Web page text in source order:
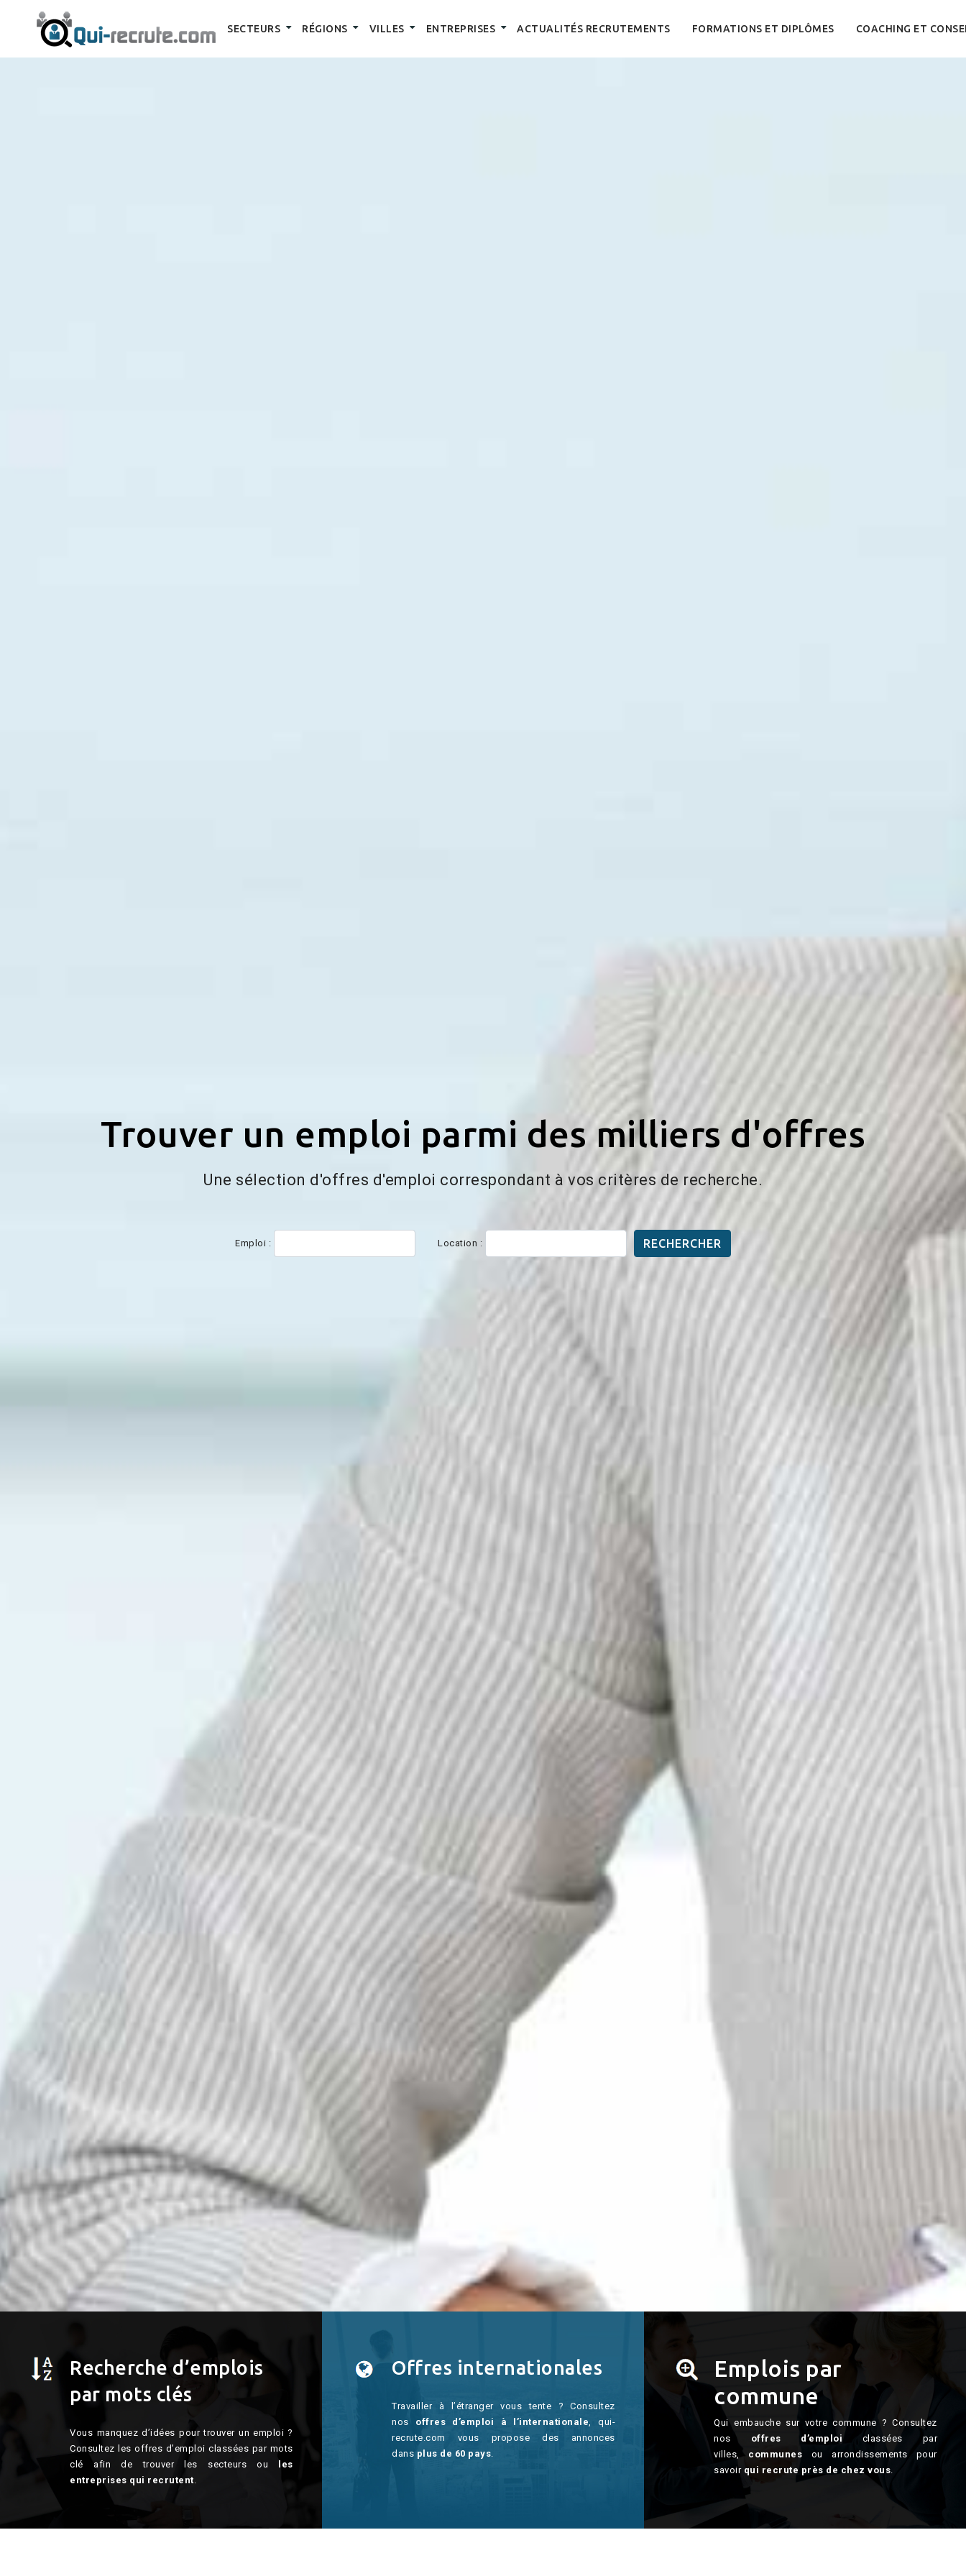
SECTEURS RÉGIONS VILLES ENTREPRISES ACTUALITÉS RECRUTEMENTS FORMATIONS ET DIPLÔMES COACHING ET
Trouver un emploi parmi des milliers d'offres
Une sélection d'offres d'emploi correspondant à vos critères de recherche.
Emploi : Location : RECHERCHER
Recherche d’emplois
par mots clés
Vous manquez d’idées pour trouver un emploi ?
Consultez les offres d’emploi classées par mots
clé afin de trouver les secteurs ou
les
entreprises qui recrutent.
Offres internationales
Travailler à l’étranger vous tente ? Consultez
nos offres d’emploi à l’internationale, qui-
recrute.com vous propose des annonces
dans plus de 60 pays.
Emplois par
commune
Qui embauche sur votre commune ? Consultez
nos offres d’emploiclassées par
villes, communes ou arrondissements pour
savoir qui recrute près de chez vous.